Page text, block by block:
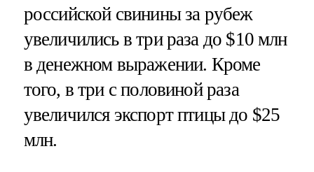
российской свинины за рубеж
увеличились в три раза до $10 млн
в денежном выражении. Кроме
того, в три с половиной раза
увеличился экспорт птицы до $25
млн.